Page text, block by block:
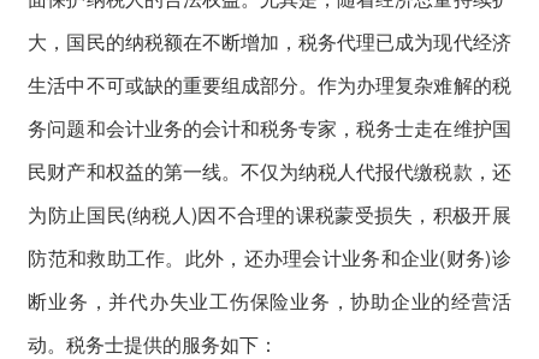
大，国民的纳税额在不断增加，税务代理已成为现代经济
生活中不可或缺的重要组成部分。作为办理复杂难解的税
务问题和会计业务的会计和税务专家，税务士走在维护国
民财产和权益的第一线。不仅为纳税人代报代缴税款，还
为防止国民(纳税人)因不合理的课税蒙受损失，积极开展
防范和救助工作。此外，还办理会计业务和企业(财务)诊
断业务，并代办失业工伤保险业务，协助企业的经营活
动。税务士提供的服务如下：